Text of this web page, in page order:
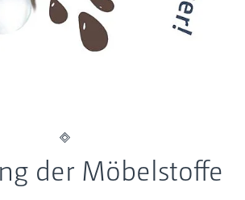
der Möbelstoffe